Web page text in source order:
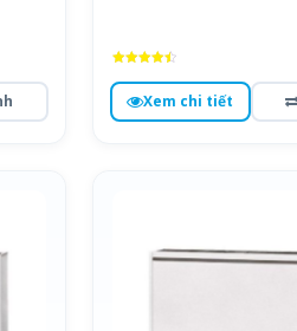
hạng
4.6
5 saoXem chi tiết